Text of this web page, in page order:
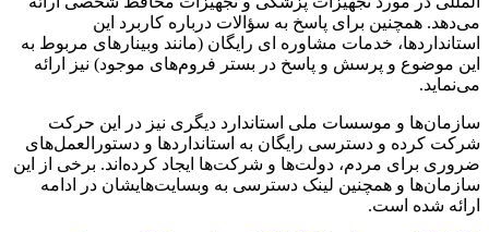
می‌دهد. همچنین برای پاسخ به سؤالات درباره کاربرد این
استانداردها، خدمات مشاوره ای رایگان (مانند وبینارهای مربوط به
این موضوع و پرسش و پاسخ در بستر فروم‌های موجود) نیز ارائه
می‌نماید.
سازمان‌ها و موسسات ملی استاندارد دیگری نیز در این حرکت
شرکت کرده و دسترسی رایگان به استانداردها و دستورالعمل‌های
ضروری برای مردم، دولت‌ها و شرکت‌ها ایجاد کرده‌اند. برخی از این
سازمان‌ها و همچنین لینک دسترسی به وبسایت‌هایشان در ادامه
ارائه شده است.